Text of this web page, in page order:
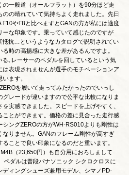
一般道（オールフラット）を90分ほど走
の晴れていて気持ちよく走れました。先日
F10やF8と比べますとGANの方が私には適度
ーな印象です。乗っていて感じたのですが
抵抗…というようなカタログで説明されてい
時の高揚感に大きな差があるんですよ。
､レーサーのペダルを回しているという気
表現されませんが選手のモチベーションア
ます。
を履いて走ってみたかったのでいっし
レードが違いますので公平な比較になりま
実感できました。スピードを上げやすく、
ことができます。価格の差に見合った走行感
ングZEROの方がWH-RS010よりも剛性は
りません。GANのフレーム剛性が高すぎ
ことで良い印象になるのだと重います。
（23,650円）も自分用におろしまして
ペダルは普段パナソニック シクロクロスに
ディングシューズ兼用モデル、シマノPD-